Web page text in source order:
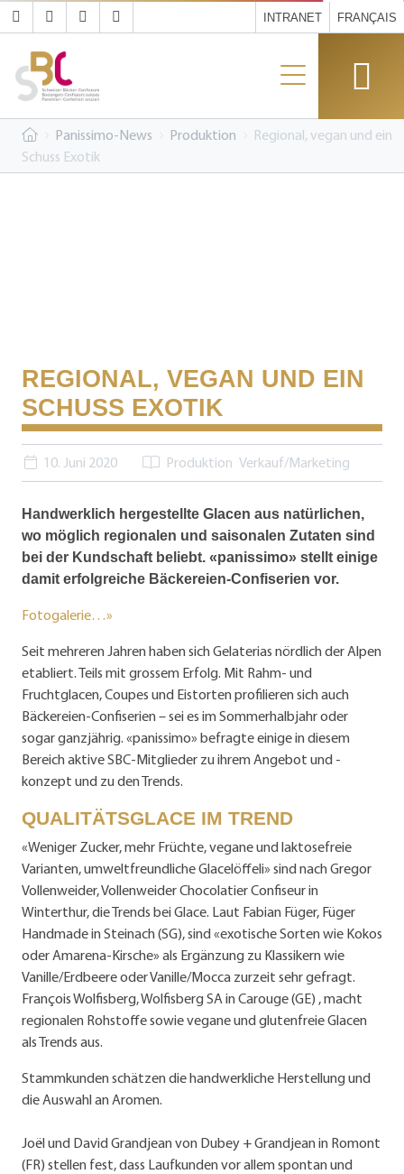
INTRANET FRANÇAIS
Panissimo-News Produktion
Regional, vegan und ein
Schuss Exotik
REGIONAL, VEGAN UND EIN
SCHUSS EXOTIK
10. Juni 2020 Produktion Verkauf/Marketing
Handwerklich hergestellte Glacen aus natürlichen,
wo möglich regionalen und saisonalen Zutaten sind
bei der Kundschaft beliebt. «panissimo» stellt einige
damit erfolgreiche Bäckereien-Confiserien vor.
Fotogalerie…»
Seit mehreren Jahren haben sich Gelaterias nördlich der Alpen
etabliert. Teils mit grossem Erfolg. Mit Rahm- und
Fruchtglacen, Coupes und Eistorten profilieren sich auch
Bäckereien-Confiserien – sei es im Sommerhalbjahr oder
sogar ganzjährig. «panissimo» befragte einige in diesem
Bereich aktive SBC-Mitglieder zu ihrem Angebot und -
konzept und zu den Trends.
QUALITÄTSGLACE IM TREND
«Weniger Zucker, mehr Früchte, vegane und laktosefreie
Varianten, umweltfreundliche Glacelöffeli» sind nach Gregor
Vollenweider, Vollenweider Chocolatier Confiseur in
Winterthur, die Trends bei Glace. Laut Fabian Füger, Füger
Handmade in Steinach (SG), sind «exotische Sorten wie Kokos
oder Amarena-Kirsche» als Ergänzung zu Klassikern wie
Vanille/Erdbeere oder Vanille/Mocca zurzeit sehr gefragt.
François Wolfisberg, Wolfisberg SA in Carouge (GE) , macht
regionalen Rohstoffe sowie vegane und glutenfreie Glacen
als Trends aus.
Stammkunden schätzen die handwerkliche Herstellung und
die Auswahl an Aromen.
Joël und David Grandjean von Dubey + Grandjean in Romont
(FR) stellen fest, dass Laufkunden vor allem spontan und